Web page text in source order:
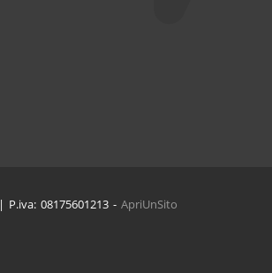
| P.iva: 08175601213 - ApriUnSito